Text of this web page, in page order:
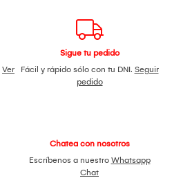
Ver
Sigue tu pedido
Fácil y rápido sólo con tu DNI. Seguir
pedido
Chatea con nosotros
Escríbenos a nuestro Whatsapp
Chat